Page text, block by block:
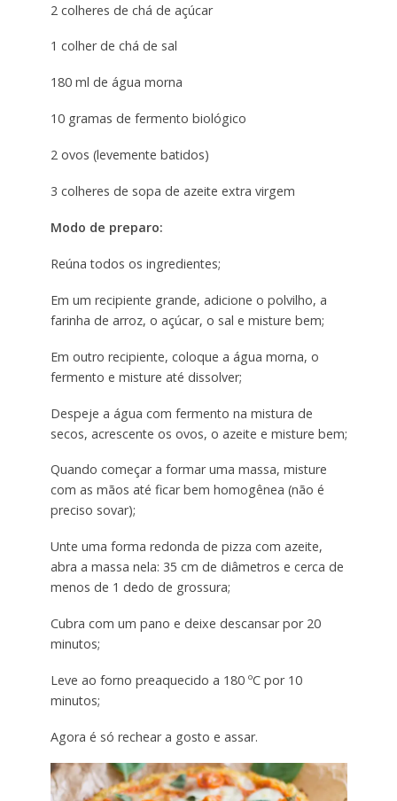
2 colheres de chá de açúcar
1 colher de chá de sal
180 ml de água morna
10 gramas de fermento biológico
2 ovos (levemente batidos)
3 colheres de sopa de azeite extra virgem
Modo de preparo:
Reúna todos os ingredientes;
Em um recipiente grande, adicione o polvilho, a
farinha de arroz, o açúcar, o sal e misture bem;
Em outro recipiente, coloque a água morna, o
fermento e misture até dissolver;
Despeje a água com fermento na mistura de
secos, acrescente os ovos, o azeite e misture bem;
Quando começar a formar uma massa, misture
com as mãos até ficar bem homogênea (não é
preciso sovar);
Unte uma forma redonda de pizza com azeite,
abra a massa nela: 35 cm de diâmetros e cerca de
menos de 1 dedo de grossura;
Cubra com um pano e deixe descansar por 20
minutos;
Leve ao forno preaquecido a 180 ºC por 10
minutos;
Agora é só rechear a gosto e assar.